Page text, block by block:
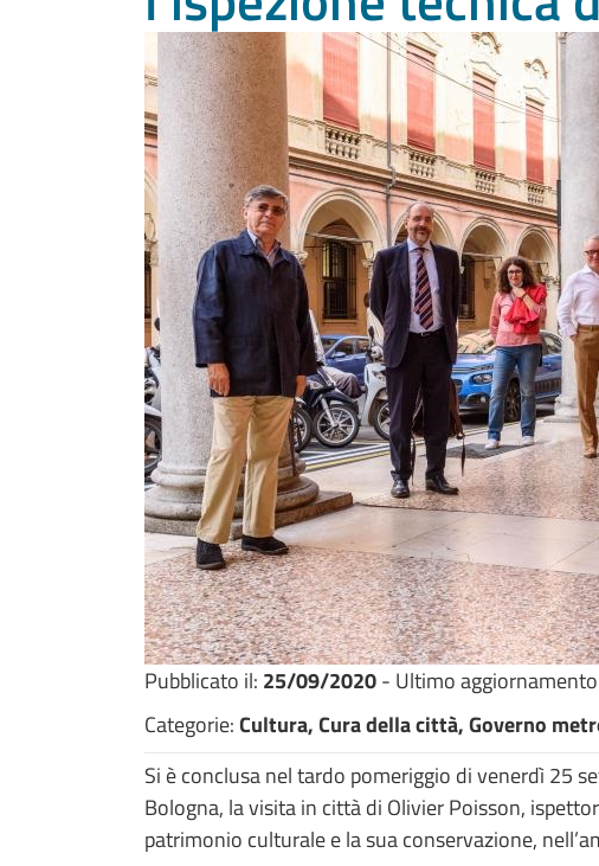
Pubblicato il: 25/09/2020- Ultimo
Categorie:Cultura, Cura della città, Governo
Si è conclusa nel tardo pomeriggio di venerdì 25
Bologna, la visita in città di Olivier Poisson,
patrimonio culturale e la sua conservazione,